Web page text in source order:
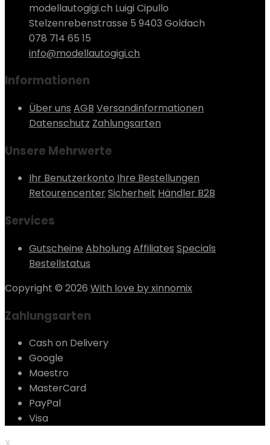
modellautogigi.ch Luigi Cipullo
Stelzenrebenstrasse 5 9403 Goldach
078 714 65 15
info@modellautogigi.ch
Informationen
Über uns AGB Versandinformationen
Datenschutz Zahlungsarten
Unsere Mehrwerte
Ihr Benutzerkonto Ihre Bestellungen
RetourencenterSicherheit Händler B2B
Services
Gutscheine Abholung Affiliates Specials
Bestellstatus
Copyright © 2026 With love by xinnomix
Zahlungsarten
Cash on Delivery
Google
Maestro
MasterCard
PayPal
Visa